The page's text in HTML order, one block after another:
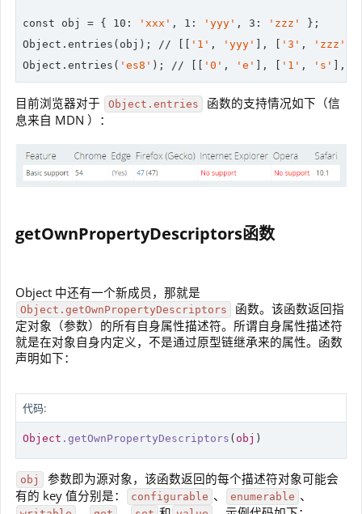
const obj = { 10 : 'xxx' , 1 : 'yyy' , 3 : 'zzz'
};
Object.entries(obj); // '1' , 'yyy' ], [ '3' , 'zzz'
Object.entries( 'es8' ); // '0' , 'e' ], [ '1' , 's' ], [
目前浏览器对于 Object.entries
函数的支持情况如下（信
息来自 MDN ）：
getOwnPropertyDescriptors函数
Object 中还有一个新成员，那就是
Object.getOwnPropertyDescriptors
函数。该函数返回指
定对象（参数）的所有自身属性描述符。所谓自身属性描述符
就是在对象自身内定义，不是通过原型链继承来的属性。函数
声明如下：
代码:
Object .getOwnPropertyDescriptors ( obj )
obj
参数即为源对象，该函数返回的每个描述符对象可能会
有的 key 值分别是：
configurable 、 enumerable 、